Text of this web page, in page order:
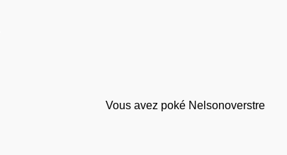
Vous avez poké Nelsonoverstre